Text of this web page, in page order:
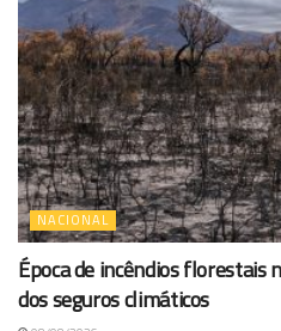
NACIONAL
Época de incêndios florestais
dos seguros climáticos